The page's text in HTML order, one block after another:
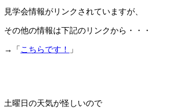
見学会情報がリンクされていますが、
その他の情報は下記のリンクから・・・
→「 こちらです！ 」
土曜日の天気が怪しいので